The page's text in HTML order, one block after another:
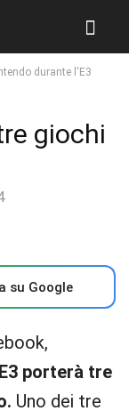
durante l'E3
giochi
su Google
porterà tre
Uno dei tre